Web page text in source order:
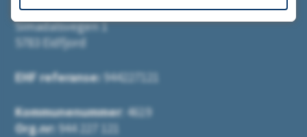
Eidfjord kommune
Simadalsvegen 1
5783 Eidfjord
EHF referanse: 944227121
Kommunenummer: 4619
Org.nr: 944 227 121